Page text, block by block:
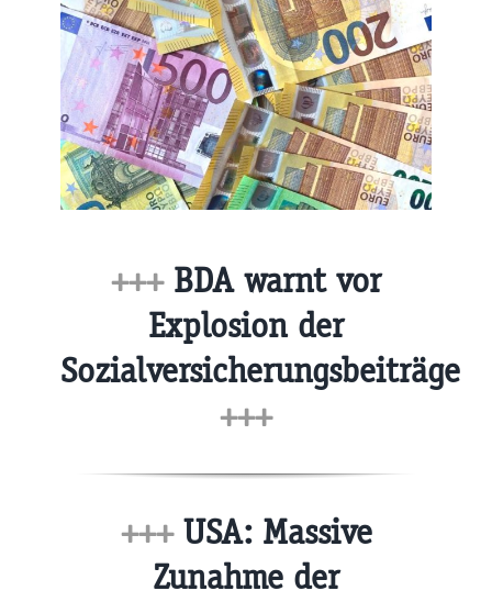
+++BDA warnt vor
Explosion der
Sozialversicherungsbeiträge
+++
+++USA: Massive
Zunahme der